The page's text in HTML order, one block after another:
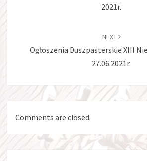
2021r.
NEXT
Ogłoszenia Duszpasterskie XIII
27.06.2021r.
Comments are closed.